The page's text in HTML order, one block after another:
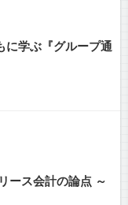
に学ぶ『グループ通
ース会計の論点 ～